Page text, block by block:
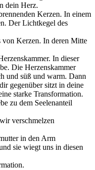
dein Herz.
Kerzen. In einem
Der Lichtkegel des
von Kerzen. In deren Mitte
In dieser
Die Herzenskammer
und süß und warm. Dann
gegenüber sitzt in deine
starke Transformation.
zu dem Seelenanteil
verschmelzen
in den Arm
sie wiegt uns in diesen